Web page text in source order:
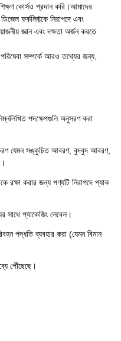
কোর্সও প্রদান করি।আমাদের
ফর্কলিফ্টকে নিরাপদে এবং
জ্ঞান এবং দক্ষতা অর্জন করতে
সম্পর্কে আরও তথ্যের জন্য,
পদক্ষেপগুলি অনুসরণ করা
যেমন সঙ্কুচিত আবরণ, বুদবুদ আবরণ,
রক্ষা করার জন্য পণ্যটি নিরাপদে প্যাক
প্যাকেজিং লেবেল।
পদ্ধতি ব্যবহার করা (যেমন বিমান
পৌঁছেছে।